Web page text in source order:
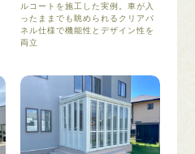
ルコートを施工した実例。車が入
ったままでも眺められるクリアパ
ネル仕様で機能性とデザイン性を
両立